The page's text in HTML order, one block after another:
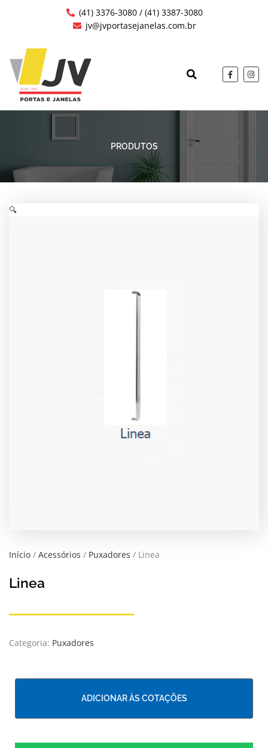
conteúdo
(41) 3376-3080 / (41) 3387-3080
jv@jvportasejanelas.com.br
F
a
c
o
I
n
s
g
PRODUTOS
🔍
Início / Acessórios / Puxadores / Linea
Linea
Categoria: Puxadores
ADICIONAR ÀS COTAÇÕES